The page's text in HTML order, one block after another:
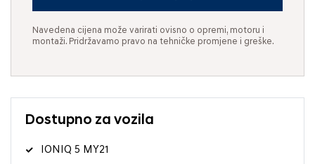
Navedena cijena može varirati ovisno o opremi, motoru i
montaži. Pridržavamo pravo na tehničke promjene i greške.
Dostupno za vozila
IONIQ 5 MY21